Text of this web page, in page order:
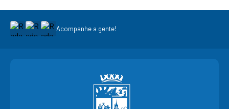
Acompanhe a gente!